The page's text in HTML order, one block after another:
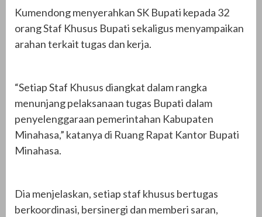
Kumendong menyerahkan SK Bupati kepada 32
orang Staf Khusus Bupati sekaligus menyampaikan
arahan terkait tugas dan kerja.
“Setiap Staf Khusus diangkat dalam rangka
menunjang pelaksanaan tugas Bupati dalam
penyelenggaraan pemerintahan Kabupaten
Minahasa,” katanya di Ruang Rapat Kantor Bupati
Minahasa.
Dia menjelaskan, setiap staf khusus bertugas
berkoordinasi, bersinergi dan memberi saran,